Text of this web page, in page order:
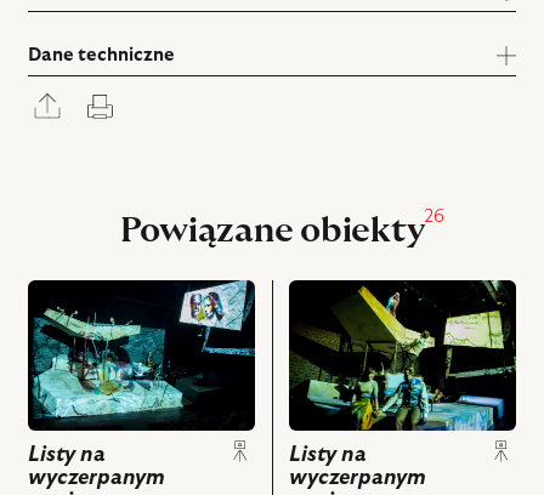
Dane techniczne
Rozwiń
panel
Powiązane obiekty26
przejdź
do
obiektu
Listy
na
wyczerpanym
papierze,
Na
Listy na
wyczerpanym
przejdź
obiektu
Listy
na
wyczerpanym
papierze,
Na
Listy na
wyczerpanym